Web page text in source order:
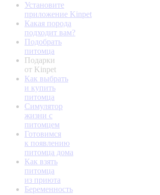
Установите
приложение Kinpet
Какая порода
подходит вам?
Подобрать
питомца
Подарки
от Kinpet
Как выбрать
и купить
питомца
Симулятор
жизни с
питомцем
Готовимся
к появлению
питомца дома
Как взять
питомца
из приюта
Беременность